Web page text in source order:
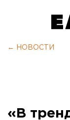
← НОВОСТИ
«В